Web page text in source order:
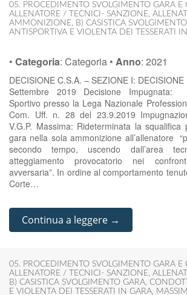
05. PROCEDIMENTO SVOLGIMENTO GARA E
ALLENATORE / TECNICI- SANZIONE,
AMMONIZIONE, B) CASISTICA
ANTISPORTIVA E VIOLENTA DEI TESSERATI
• Categoria: Categoria • Anno: 2021
DECISIONE C.S.A. – SEZIONE I:
Settembre 2019 Decisione Impugnata:
Sportivo presso la Lega Nazionale
Com. Uff. n. 28 del 23.9.2019
V.G.P. Massima: Rideterminata la
gara nella sola ammonizione all’allenatore
secondo tempo, uscendo dall’area
atteggiamento provocatorio nei
avversaria”. In ordine al comportamento
Corte…
Continua a leggere →
05. PROCEDIMENTO SVOLGIMENTO GARA E
ALLENATORE / TECNICI- SANZIONE,
B) CASISTICA SVOLGIMENTO GARA,
E VIOLENTA DEI TESSERATI IN GARA,